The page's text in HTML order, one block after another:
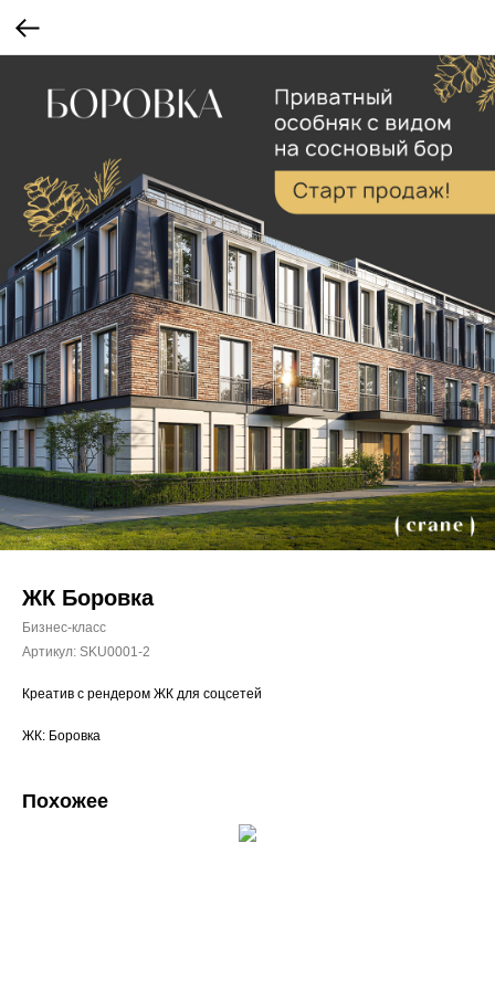
ЖК Боровка
Бизнес-класс
Артикул: SKU0001-2
Креатив с рендером ЖК для соцсетей
ЖК: Боровка
Похожее